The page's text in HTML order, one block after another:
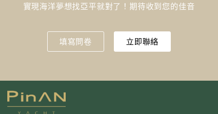
實現海洋夢想找亞平就對了！期待收到您的佳音
填寫問卷 立即聯絡